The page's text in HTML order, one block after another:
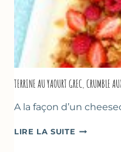
TERRINE AU YAOURT GREC, CRUMBLE
A la façon d’un
LIRE LA SUITE TERRINE